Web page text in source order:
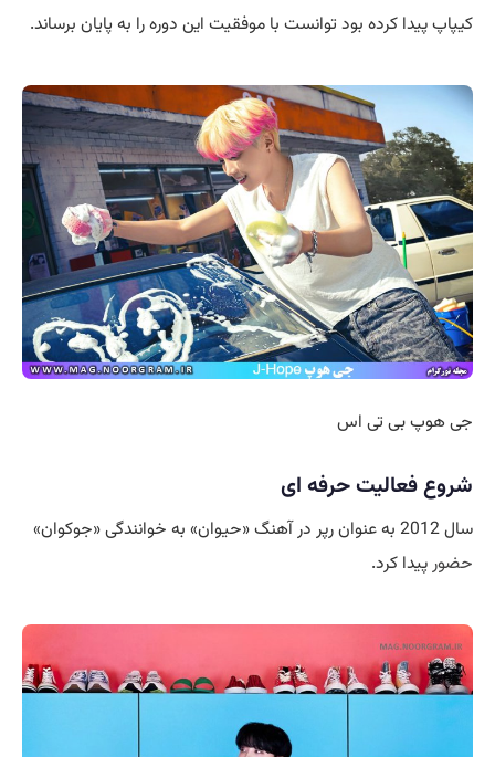
کیپاپ پیدا کرده بود توانست با موفقیت این دوره را به پایان برساند.
جی هوپ بی تی اس
شروع فعالیت حرفه ای
سال 2012 به عنوان رپر در آهنگ «حیوان» به خوانندگی «جوکوان»
حضور پیدا کرد.